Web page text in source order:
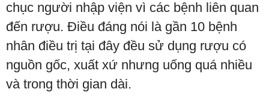
chục người nhập viện vì các bệnh liên quan
đến rượu. Điều đáng nói là gần 10 bệnh
nhân điều trị tại đây đều sử dụng rượu có
nguồn gốc, xuất xứ nhưng uống quá nhiều
và trong thời gian dài.